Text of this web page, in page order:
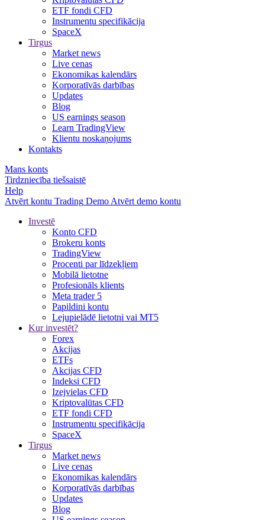
ETF fondi CFD
Instrumentu specifikācija
SpaceX
Tirgus
Market news
Live cenas
Ekonomikas kalendārs
Korporatīvās darbības
Updates
Blog
US earnings season
Learn TradingView
Klientu noskaņojums
Kontakts
Mans konts
Tirdzniecība tiešsaistē
Help
Atvērt kontu Trading Demo Atvērt demo kontu
Investē
Konto CFD
Brokeru konts
TradingView
Procenti par līdzekļiem
Mobilā lietotne
Profesionāls klients
Meta trader 5
Papildini kontu
Lejupielādē lietotni vai MT5
Kur investēt?
Forex
Akcijas
ETFs
Akcijas CFD
Indeksi CFD
Izejvielas CFD
Kriptovalūtas CFD
ETF fondi CFD
Instrumentu specifikācija
SpaceX
Tirgus
Market news
Live cenas
Ekonomikas kalendārs
Korporatīvās darbības
Updates
Blog